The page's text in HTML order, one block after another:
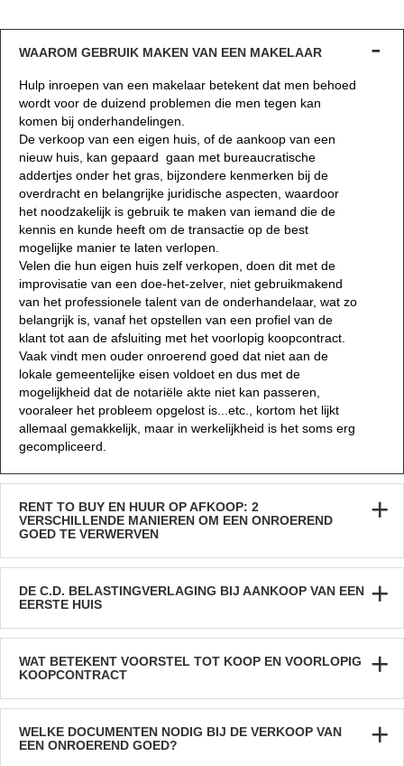
WAAROM GEBRUIK MAKEN VAN EEN MAKELAAR
Hulp inroepen van een makelaar betekent dat men behoed
wordt voor de duizend problemen die men tegen kan
komen bij onderhandelingen.
De verkoop van een eigen huis, of de aankoop van een
nieuw huis, kan gepaard gaan met bureaucratische
addertjes onder het gras, bijzondere kenmerken bij de
overdracht en belangrijke juridische aspecten, waardoor
het noodzakelijk is gebruik te maken van iemand die de
kennis en kunde heeft om de transactie op de best
mogelijke manier te laten verlopen.
Velen die hun eigen huis zelf verkopen, doen dit met de
improvisatie van een doe-het-zelver, niet gebruikmakend
van het professionele talent van de onderhandelaar, wat zo
belangrijk is, vanaf het opstellen van een profiel van de
klant tot aan de afsluiting met het voorlopig koopcontract.
Vaak vindt men ouder onroerend goed dat niet aan de
lokale gemeentelijke eisen voldoet en dus met de
mogelijkheid dat de notariële akte niet kan passeren,
vooraleer het probleem opgelost is...etc., kortom het lijkt
allemaal gemakkelijk, maar in werkelijkheid is het soms erg
gecompliceerd.
RENT TO BUY EN HUUR OP AFKOOP: 2
VERSCHILLENDE MANIEREN OM EEN ONROEREND
GOED TE VERWERVEN
DE C.D. BELASTINGVERLAGING BIJ AANKOOP VAN EEN
EERSTE HUIS
WAT BETEKENT VOORSTEL TOT KOOP EN VOORLOPIG
KOOPCONTRACT
WELKE DOCUMENTEN NODIG BIJ DE VERKOOP VAN
EEN ONROEREND GOED?